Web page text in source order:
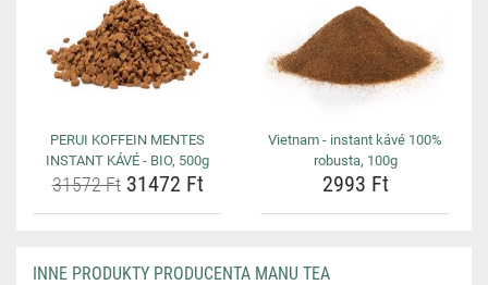
PERUI KOFFEIN MENTES
INSTANT KÁVÉ - BIO, 500g
31572 Ft31472 Ft
Vietnam - instant kávé 100%
robusta, 100g
2993 Ft
INNE PRODUKTY PRODUCENTA MANU TEA